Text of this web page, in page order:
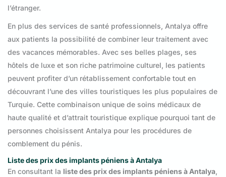
l’étranger.
En plus des services de santé professionnels, Antalya offre
aux patients la possibilité de combiner leur traitement avec
des vacances mémorables. Avec ses belles plages, ses
hôtels de luxe et son riche patrimoine culturel, les patients
peuvent profiter d’un rétablissement confortable tout en
découvrant l’une des villes touristiques les plus populaires de
Turquie. Cette combinaison unique de soins médicaux de
haute qualité et d’attrait touristique explique pourquoi tant de
personnes choisissent Antalya pour les procédures de
comblement du pénis.
Liste des prix des implants péniens à Antalya
En consultant la liste des prix des implants péniens à Antalya,